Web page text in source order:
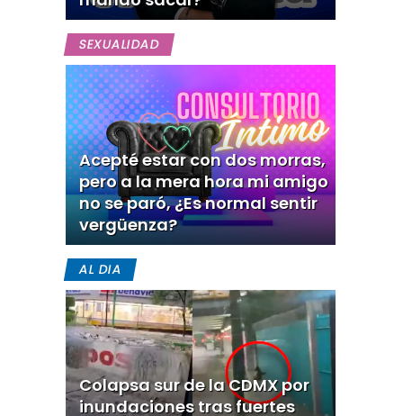
SEXUALIDAD
Acepté estar con dos morras,
pero a la mera hora mi amigo
no se paró, ¿Es normal sentir
vergüenza?
AL DIA
Colapsa sur de la CDMX por
inundaciones tras fuertes